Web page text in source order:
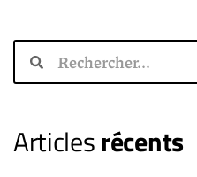
Articlesrécents